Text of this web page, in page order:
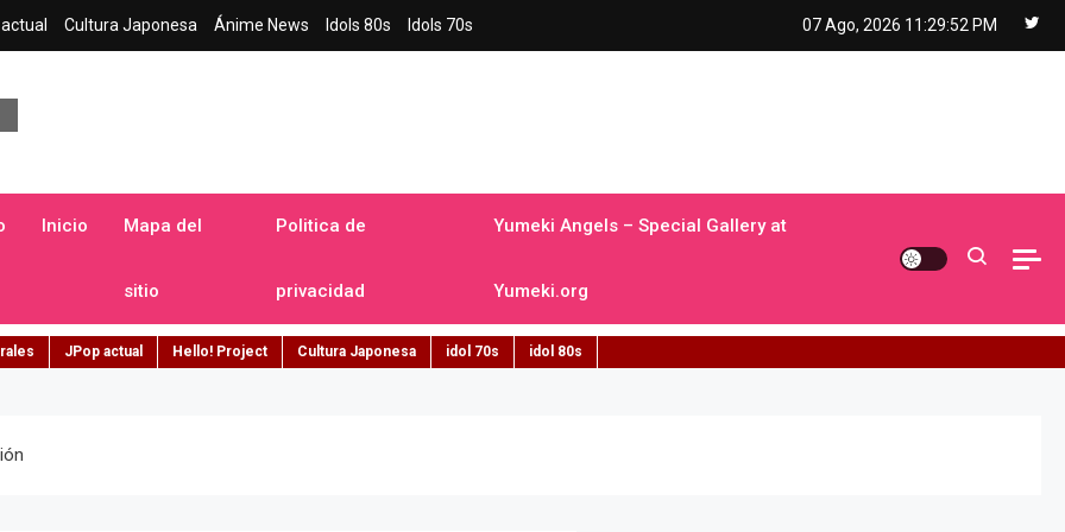
Cultura Japonesa Ánime News Idols 80s Idols 70s 07 Ago, 2026 11:29:53 PM
Inicio Mapa del
sitio
Politica de
privacidad
Yumeki Angels – Special Gallery at
Yumeki.org
JPop actual Hello! Project Cultura Japonesa idol 70s idol 80s